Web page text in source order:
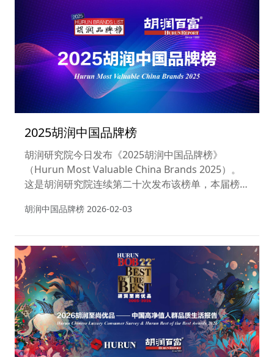
强”。
2025胡润中国品牌榜
胡润研究院今日发布《2025胡润中国品牌榜》
（Hurun Most Valuable China Brands 2025）。
这是胡润研究院连续第二十次发布该榜单，本届榜单
品牌。
胡润中国品牌榜 2026-02-03